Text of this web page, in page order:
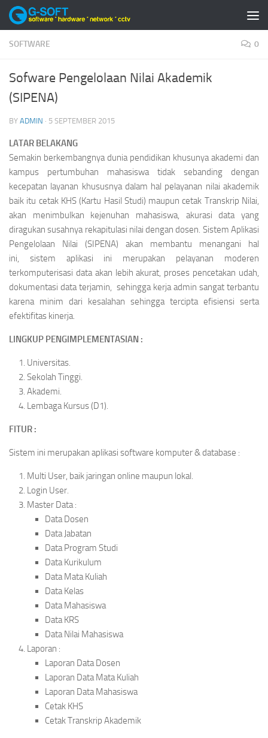
Skip to content
SOFTWARE 0
Sofware Pengelolaan Nilai Akademik
(SIPENA)
BY ADMIN · 5 SEPTEMBER 2015
LATAR BELAKANG
Semakin berkembangnya dunia pendidikan khusunya akademi dan
kampus pertumbuhan mahasiswa tidak sebanding dengan
kecepatan layanan khususnya dalam hal pelayanan nilai akademik
baik itu cetak KHS (Kartu Hasil Studi) maupun cetak Transkrip Nilai,
akan menimbulkan kejenuhan mahasiswa, akurasi data yang
diragukan susahnya rekapitulasi nilai dengan dosen. Sistem Aplikasi
Pengelolaan Nilai (SIPENA) akan membantu menangani hal
ini, sistem aplikasi ini merupakan pelayanan moderen
terkomputerisasi data akan lebih akurat, proses pencetakan udah,
dokumentasi data terjamin, sehingga kerja admin sangat terbantu
karena minim dari kesalahan sehingga tercipta efisiensi serta
efektifitas kinerja.
LINGKUP PENGIMPLEMENTASIAN :
Universitas.
Sekolah Tinggi.
Akademi.
Lembaga Kursus (D1).
FITUR :
Sistem ini merupakan aplikasi software komputer & database :
Multi User, baik jaringan online maupun lokal.
Login User.
Master Data :
Data Dosen
Data Jabatan
Data Program Studi
Data Kurikulum
Data Mata Kuliah
Data Kelas
Data Mahasiswa
Data KRS
Data Nilai Mahasiswa
Laporan :
Laporan Data Dosen
Laporan Data Mata Kuliah
Laporan Data Mahasiswa
Cetak KHS
Cetak Transkrip Akademik